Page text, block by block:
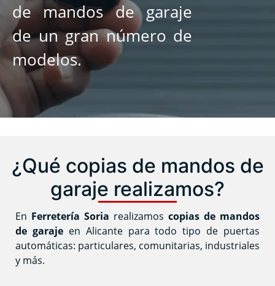
de mandos de garaje
de un gran número de
modelos.
¿Qué copias de mandos de
garaje realizamos?
En Ferretería Soria realizamos copias de mandos
de garajeen Alicante para todo tipo de puertas
automáticas: particulares, comunitarias, industriales
y más.